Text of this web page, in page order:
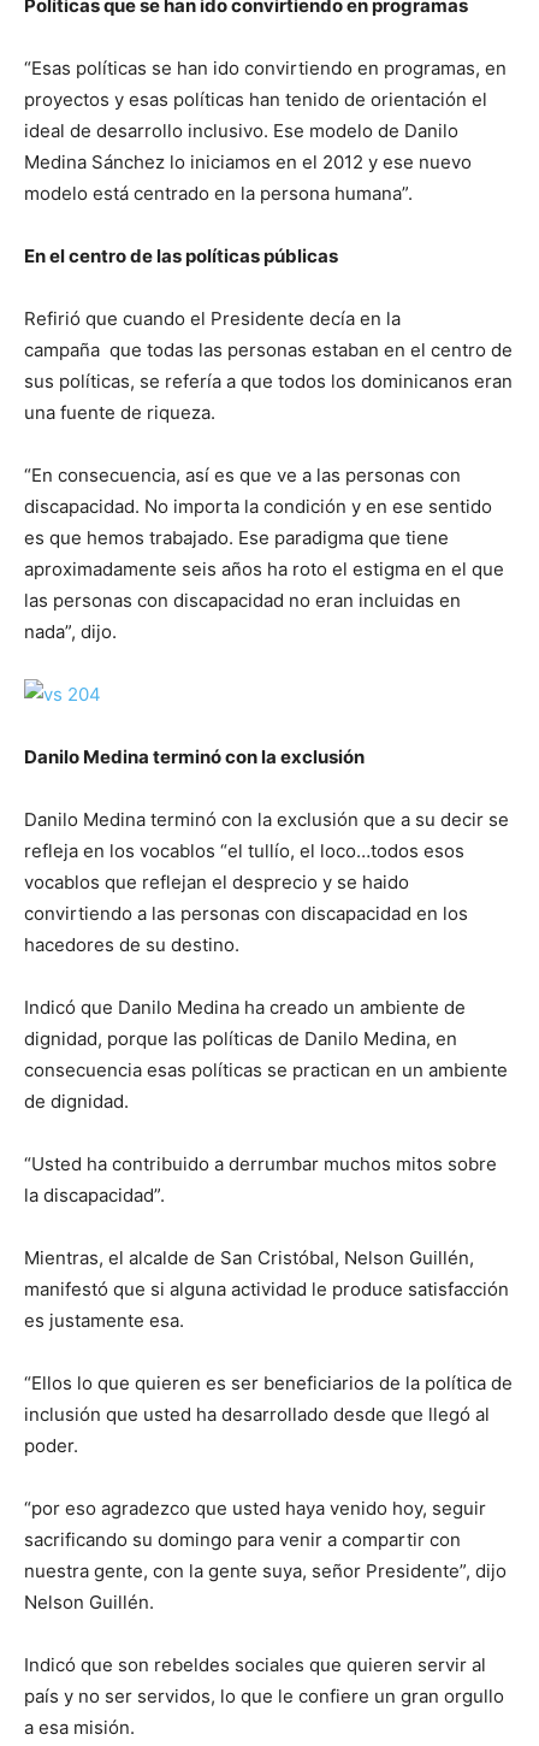
Políticas que se han ido convirtiendo en programas
“Esas políticas se han ido convirtiendo en programas, en
proyectos y esas políticas han tenido de orientación el
ideal de desarrollo inclusivo. Ese modelo de Danilo
Medina Sánchez lo iniciamos en el 2012 y ese nuevo
modelo está centrado en la persona humana”.
En el centro de las políticas públicas
Refirió que cuando el Presidente decía en la
campaña que todas las personas estaban en el centro de
sus políticas, se refería a que todos los dominicanos eran
una fuente de riqueza.
“En consecuencia, así es que ve a las personas con
discapacidad. No importa la condición y en ese sentido
es que hemos trabajado. Ese paradigma que tiene
aproximadamente seis años ha roto el estigma en el que
las personas con discapacidad no eran incluidas en
nada”, dijo.
Danilo Medina terminó con la exclusión
Danilo Medina terminó con la exclusión que a su decir se
refleja en los vocablos “el tullío, el loco…todos esos
vocablos que reflejan el desprecio y se haido
convirtiendo a las personas con discapacidad en los
hacedores de su destino.
Indicó que Danilo Medina ha creado un ambiente de
dignidad, porque las políticas de Danilo Medina, en
consecuencia esas políticas se practican en un ambiente
de dignidad.
“Usted ha contribuido a derrumbar muchos mitos sobre
la discapacidad”.
Mientras, el alcalde de San Cristóbal, Nelson Guillén,
manifestó que si alguna actividad le produce satisfacción
es justamente esa.
“Ellos lo que quieren es ser beneficiarios de la política de
inclusión que usted ha desarrollado desde que llegó al
poder.
“por eso agradezco que usted haya venido hoy, seguir
sacrificando su domingo para venir a compartir con
nuestra gente, con la gente suya, señor Presidente”, dijo
Nelson Guillén.
Indicó que son rebeldes sociales que quieren servir al
país y no ser servidos, lo que le confiere un gran orgullo
a esa misión.